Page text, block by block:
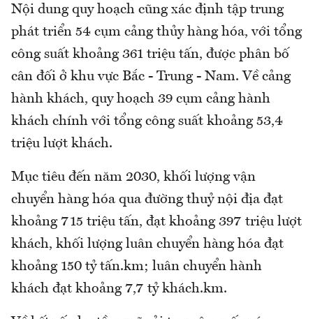
Nội dung quy hoạch cũng xác định tập trung
phát triển 54 cụm cảng thủy hàng hóa, với tổng
công suất khoảng 361 triệu tấn, được phân bố
cân đối ở khu vực Bắc - Trung - Nam. Về cảng
hành khách, quy hoạch 39 cụm cảng hành
khách chính với tổng công suất khoảng 53,4
triệu lượt khách.
Mục tiêu đến năm 2030, khối lượng vận
chuyển hàng hóa qua đường thuỷ nội địa đạt
khoảng 715 triệu tấn, đạt khoảng 397 triệu lượt
khách, khối lượng luân chuyển hàng hóa đạt
khoảng 150 tỷ tấn.km; luân chuyển hành
khách đạt khoảng 7,7 tỷ khách.km.